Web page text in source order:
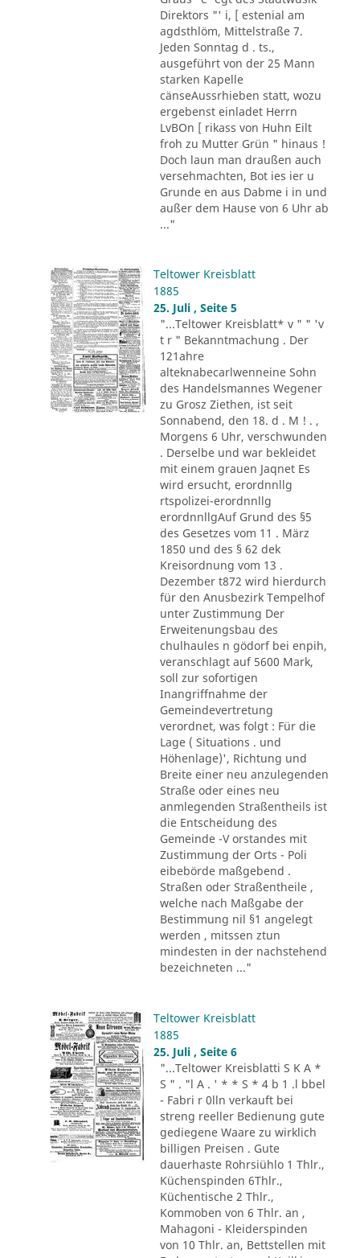
Direktors "' i, [ estenial am
agdsthlöm, Mittelstraße 7.
Jeden Sonntag d . ts.,
ausgeführt von der 25 Mann
starken Kapelle
cänseAussrhieben statt, wozu
ergebenst einladet Herrn
LvBOn [ rikass von Huhn Eilt
froh zu Mutter Grün " hinaus !
Doch laun man draußen auch
versehmachten, Bot ies ier u
Grunde en aus Dabme i in und
außer dem Hause von 6 Uhr ab
..."
Teltower Kreisblatt
1885
25. Juli , Seite 5
"...Teltower Kreisblatt* v " " 'v
t r " Bekanntmachung . Der
121ahre
alteknabecarlwenneine Sohn
des Handelsmannes Wegener
zu Grosz Ziethen, ist seit
Sonnabend, den 18. d . M ! . ,
Morgens 6 Uhr, verschwunden
. Derselbe und war bekleidet
mit einem grauen Jaqnet Es
wird ersucht, erordnnllg
rtspolizei-erordnnllg
erordnnllgAuf Grund des §5
des Gesetzes vom 11 . März
1850 und des § 62 dek
Kreisordnung vom 13 .
Dezember t872 wird hierdurch
für den Anusbezirk Tempelhof
unter Zustimmung Der
Erweitenungsbau des
chulhaules n gödorf bei enpih,
veranschlagt auf 5600 Mark,
soll zur sofortigen
Inangriffnahme der
Gemeindevertretung
verordnet, was folgt : Für die
Lage ( Situations . und
Höhenlage)', Richtung und
Breite einer neu anzulegenden
Straße oder eines neu
anmlegenden Straßentheils ist
die Entscheidung des
Gemeinde -V orstandes mit
Zustimmung der Orts - Poli
eibebörde maßgebend .
Straßen oder Straßentheile ,
welche nach Maßgabe der
Bestimmung nil §1 angelegt
werden , mitssen ztun
mindesten in der nachstehend
bezeichneten ..."
Teltower Kreisblatt
1885
25. Juli , Seite 6
"...Teltower Kreisblatti S K A *
S " . "l A . ' * * S * 4 b 1 .l bbel
- Fabri r 0lln verkauft bei
streng reeller Bedienung gute
gediegene Waare zu wirklich
billigen Preisen . Gute
dauerhaste Rohrsiühlo 1 Thlr.,
Küchenspinden 6Thlr.,
Küchentische 2 Thlr.,
Kommoben von 6 Thlr. an ,
Mahagoni - Kleiderspinden
von 10 Thlr. an, Bettstellen mit